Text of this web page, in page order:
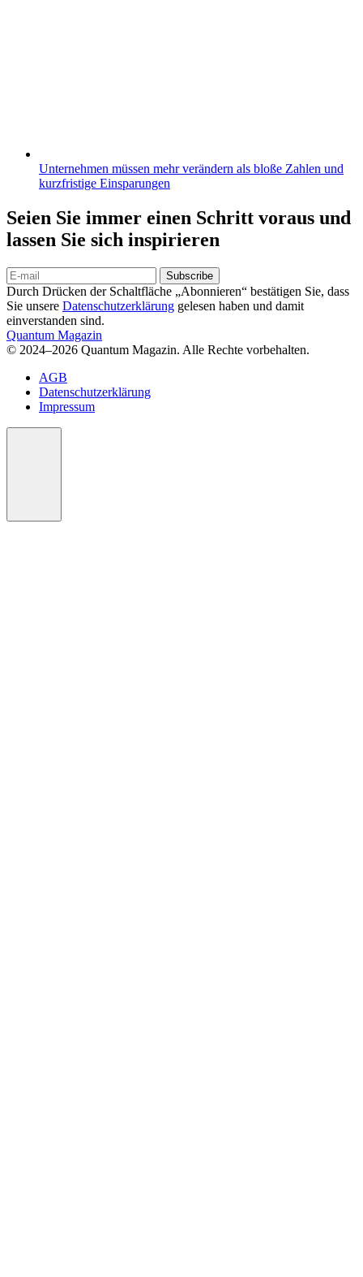
Unternehmen müssen mehr verändern als bloße Zahlen und
kurzfristige Einsparungen
Seien Sie immer einen Schritt voraus und
lassen Sie sich inspirieren
Subscribe
Durch Drücken der Schaltfläche „Abonnieren“ bestätigen Sie, dass
Sie unsere Datenschutzerklärung gelesen haben und damit
einverstanden sind.
Quantum Magazin
© 2024–2026 Quantum Magazin. Alle Rechte vorbehalten.
AGB
Datenschutzerklärung
Impressum